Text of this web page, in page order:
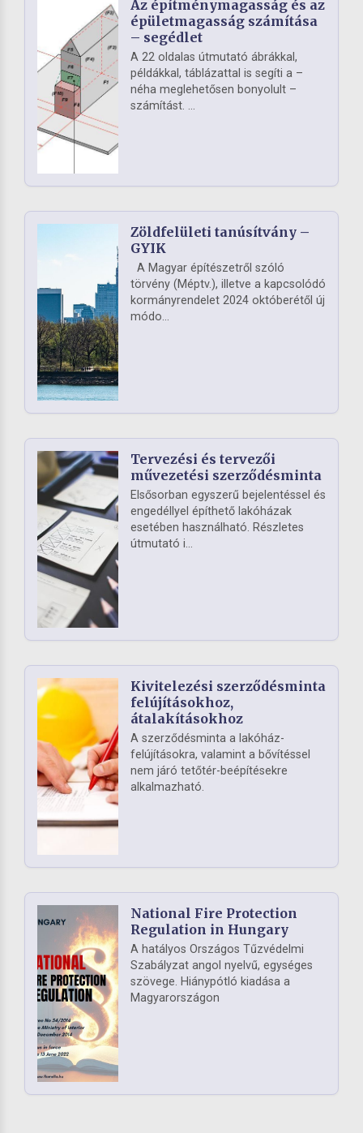
Az építménymagasság és az
épületmagasság számítása
– segédlet
A 22 oldalas útmutató ábrákkal,
példákkal, táblázattal is segíti a –
néha meglehetősen bonyolult –
számítást. ...
Zöldfelületi tanúsítvány –
GYIK
A Magyar építészetről szóló
törvény (Méptv.), illetve a kapcsolódó
kormányrendelet 2024 októberétől új
módo...
Tervezési és tervezői
művezetési szerződésminta
Elsősorban egyszerű bejelentéssel és
engedéllyel építhető lakóházak
esetében használható. Részletes
útmutató i...
Kivitelezési szerződésminta
felújításokhoz,
átalakításokhoz
A szerződésminta a lakóház-
felújításokra, valamint a bővítéssel
nem járó tetőtér-beépítésekre
alkalmazható.
National Fire Protection
Regulation in Hungary
A hatályos Országos Tűzvédelmi
Szabályzat angol nyelvű, egységes
szövege. Hiánypótló kiadása a
Magyarországon